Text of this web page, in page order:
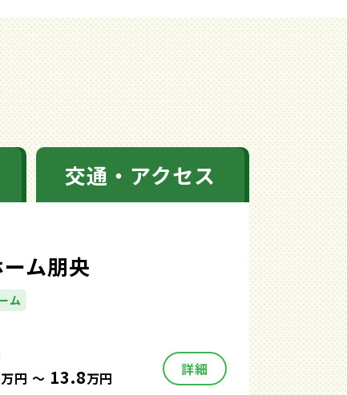
交通・アクセス
ム朋央
ム
万円 ～ 13.8万円 詳細